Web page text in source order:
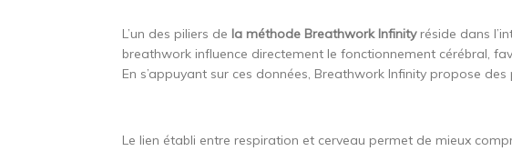
L’un des piliers de la méthode Breathwork Infinityréside dans
breathwork influence directement le fonctionnement cérébral,
En s’appuyant sur ces données, Breathwork Infinity propose
Le lien établi entre respiration et cerveau permet de mieux